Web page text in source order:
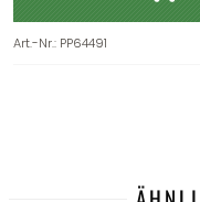
Art.-Nr.: PP64491